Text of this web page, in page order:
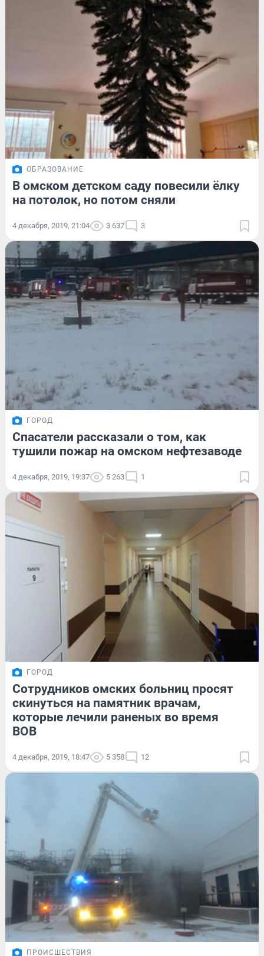
ОБРАЗОВАНИЕ
В омском детском саду повесили ёлку
на потолок, но потом сняли
4 декабря, 2019, 21:04 3 637 3
ГОРОД
Спасатели рассказали о том, как
тушили пожар на омском нефтезаводе
4 декабря, 2019, 19:37 5 263 1
ГОРОД
Сотрудников омских больниц просят
скинуться на памятник врачам,
которые лечили раненых во время
ВОВ
4 декабря, 2019, 18:47 5 358 12
ПРОИСШЕСТВИЯ